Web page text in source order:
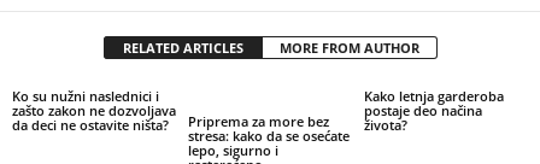
RELATED ARTICLES MORE FROM AUTHOR
Ko su nužni naslednici i
zašto zakon ne dozvoljava
da deci ne ostavite ništa?
Priprema za more bez
stresa: kako da se osećate
lepo, sigurno i
Kako letnja garderoba
postaje deo načina
života?